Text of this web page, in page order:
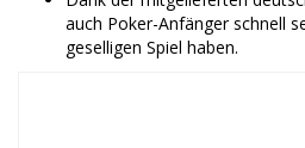
auch Poker-Anfänger schnell
geselligen Spiel haben.